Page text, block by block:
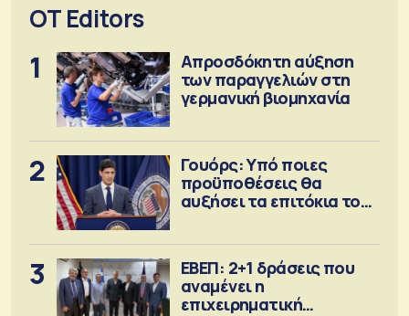
OT Editors
1
Απροσδόκητη αύξηση
των παραγγελιών στη
γερμανική βιομηχανία
2
Γουόρς: Υπό ποιες
προϋποθέσεις θα
αυξήσει τα επιτόκια τον
3
ΕΒΕΠ: 2+1 δράσεις που
αναμένει η
επιχειρηματική